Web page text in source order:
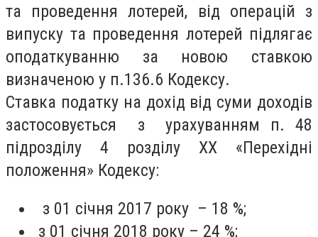
та проведення лотерей, від операцій з
випуску та проведення лотерей підлягає
оподаткуванню за новою ставкою
визначеною у п.136.6 Кодексу.
Ставка податку на дохід від суми доходів
застосовується з урахуванням п. 48
підрозділу 4 розділу ХХ «Перехідні
положення» Кодексу:
з 01 січня 2017 року – 18 %;
з 01 січня 2018 року – 24 %;